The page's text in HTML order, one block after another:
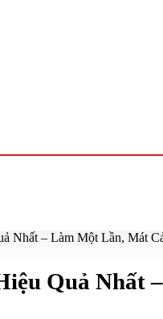
Nhất – Làm Một Lần, Mát
Quả